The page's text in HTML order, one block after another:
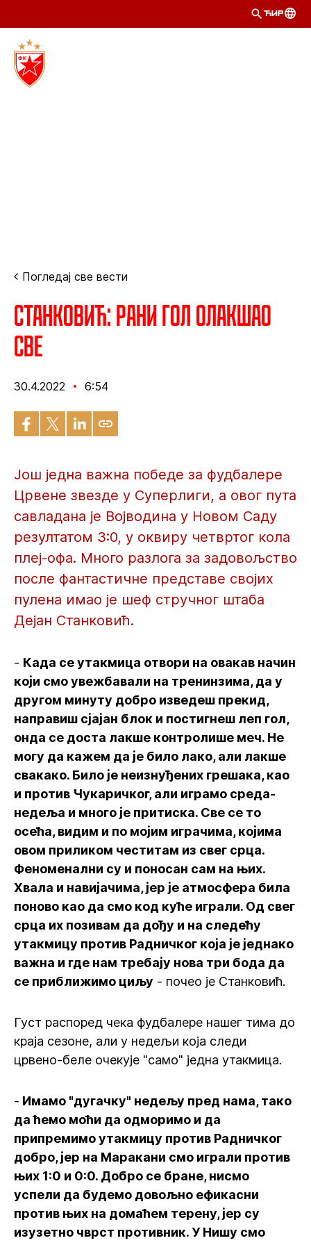
ЋИР
Погледај све вести
Станковић: Рани гол олакшао
све
30.4.2022 6:54
Још једна важна победе за фудбалере
Црвене звезде у Суперлиги, а овог пута
савладана је Војводина у Новом Саду
резултатом 3:0, у оквиру четвртог кола
плеј-офа. Много разлога за задовољство
после фантастичне представе својих
пулена имао је шеф стручног штаба
Дејан Станковић.
- Када се утакмица отвори на овакав начин
који смо увежбавали на тренинзима, да у
другом минуту добро изведеш прекид,
направиш сјајан блок и постигнеш леп гол,
онда се доста лакше контролише меч. Не
могу да кажем да је било лако, али лакше
свакако. Било је неизнуђених грешака, као
и против Чукаричког, али играмо среда-
недеља и много је притиска. Све се то
осећа, видим и по мојим играчима, којима
овом приликом честитам из свег срца.
Феноменални су и поносан сам на њих.
Хвала и навијачима, јер је атмосфера била
поново као да смо код куће играли. Од свег
срца их позивам да дођу и на следећу
утакмицу против Радничког која је једнако
важна и где нам требају нова три бода да
се приближимо циљу - почео је Станковић.
Густ распоред чека фудбалере нашег тима до
краја сезоне, али у недељи која следи
црвено-беле очекује "само" једна утакмица.
- Имамо "дугачку" недељу пред нама, тако
да ћемо моћи да одморимо и да
припремимо утакмицу против Радничког
добро, јер на Маракани смо играли против
њих 1:0 и 0:0. Добро се бране, нисмо
успели да будемо довољно ефикасни
против њих на домаћем терену, јер су
изузетно чврст противник. У Нишу смо